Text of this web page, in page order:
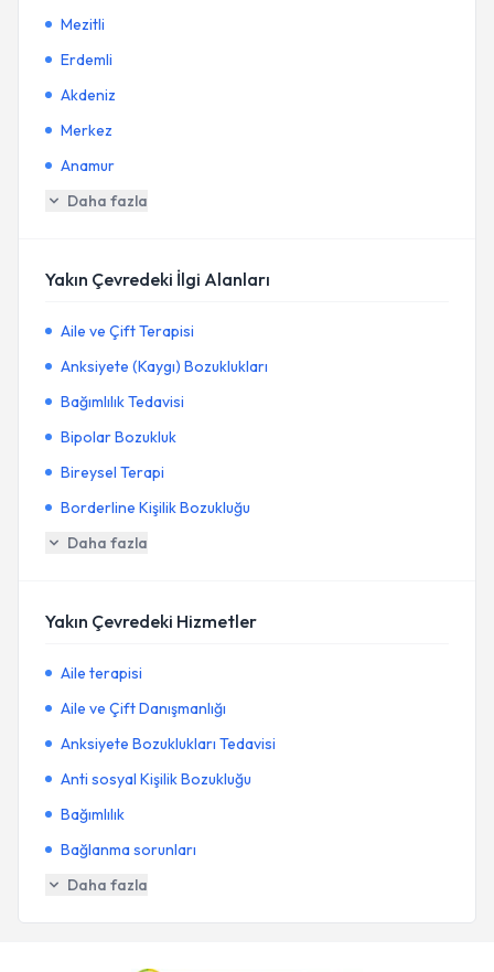
Mezitli
Erdemli
Akdeniz
Merkez
Anamur
Daha fazla
Yakın Çevredeki İlgi Alanları
Aile ve Çift Terapisi
Anksiyete (Kaygı) Bozuklukları
Bağımlılık Tedavisi
Bipolar Bozukluk
Bireysel Terapi
Borderline Kişilik Bozukluğu
Daha fazla
Yakın Çevredeki Hizmetler
Aile terapisi
Aile ve Çift Danışmanlığı
Anksiyete Bozuklukları Tedavisi
Anti sosyal Kişilik Bozukluğu
Bağımlılık
Bağlanma sorunları
Daha fazla